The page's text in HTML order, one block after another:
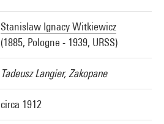
Stanislaw Ignacy Witkiewicz
(1885, Pologne - 1939, URSS)
Tadeusz Langier, Zakopane
circa 1912